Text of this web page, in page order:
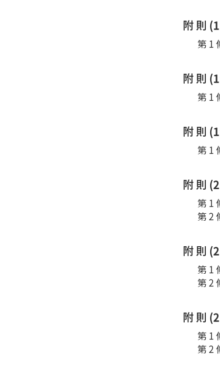
附 則
第 1
附 則
第 1
附 則
第 1
附 則
第 1
第 2
附 則
第 1
第 2
附 則
第 1
第 2